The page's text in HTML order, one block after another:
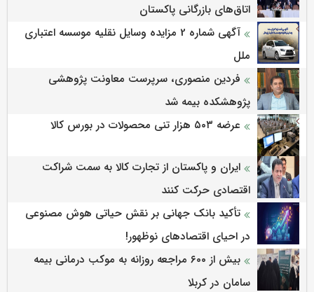
اتاق‌های بازرگانی پاکستان
آگهی شماره 2 مزایده وسایل نقلیه موسسه اعتباری
ملل
فردین منصوری، سرپرست معاونت پژوهشی
پژوهشكده بیمه شد
عرضه ۵۰۳ هزار تنی محصولات در بورس کالا
ایران و پاکستان از تجارت کالا به سمت شراکت
اقتصادی حرکت کنند
تأکید بانک جهانی بر نقش حیاتی هوش مصنوعی
در احیای اقتصادهای نوظهور!
بیش از ۶۰۰ مراجعه روزانه به موکب درمانی بیمه
سامان در کربلا